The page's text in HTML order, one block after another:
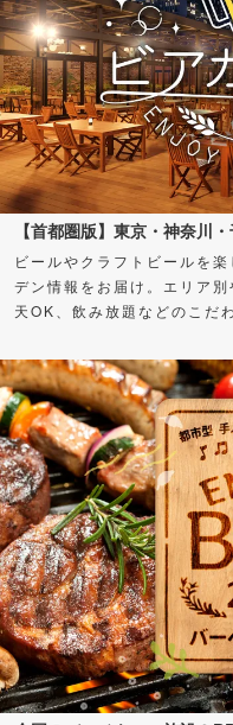
【首都圏版】東京・神奈川
ビールやクラフトビールを
デン情報をお届け。エリア
天OK、飲み放題などのこだ